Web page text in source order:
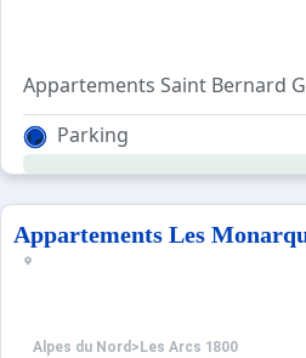
Appartements Saint Bernard
Agréable et confortable, cet
Pour votre confort, vous
Parking
Appartements Les
Alpes du Nord > Les Arcs 1800